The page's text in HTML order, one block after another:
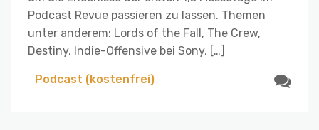
Podcast Revue passieren zu lassen. Themen
unter anderem: Lords of the Fall, The Crew,
Destiny, Indie-Offensive bei Sony, […]
Podcast (kostenfrei)